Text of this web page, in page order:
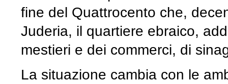
fine del Quattrocento che,
Juderia, il quartiere ebraico,
mestieri e dei commerci, di
La situazione cambia con le